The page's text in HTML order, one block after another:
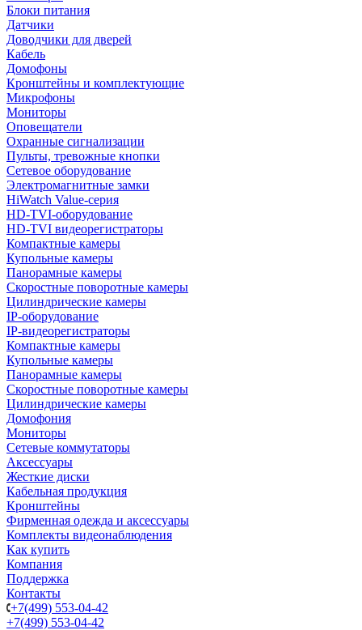
Блоки питания
Датчики
Доводчики для дверей
Кабель
Домофоны
Кронштейны и комплектующие
Микрофоны
Мониторы
Оповещатели
Охранные сигнализации
Пульты, тревожные кнопки
Сетевое оборудование
Электромагнитные замки
HiWatch Value-серия
HD-TVI-оборудование
HD-TVI видеорегистраторы
Компактные камеры
Купольные камеры
Панорамные камеры
Скоростные поворотные камеры
Цилиндрические камеры
IP-оборудование
IP-видеорегистраторы
Компактные камеры
Купольные камеры
Панорамные камеры
Скоростные поворотные камеры
Цилиндрические камеры
Домофония
Мониторы
Сетевые коммутаторы
Аксессуары
Жесткие диски
Кабельная продукция
Кронштейны
Фирменная одежда и аксессуары
Комплекты видеонаблюдения
Как купить
Компания
Поддержка
Контакты
+7(499) 553-04-42
+7(499) 553-04-42